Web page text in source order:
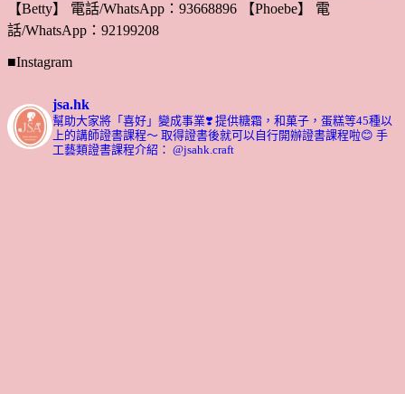
【Betty】 電話/WhatsApp：93668896 【Phoebe】 電
話/WhatsApp：92199208
■Instagram
jsa.hk
幫助大家將「喜好」變成事業❣️ 提供糖霜，和菓子，蛋糕等45種以
上的講師證書課程～ 取得證書後就可以自行開辦證書課程啦😊 手
工藝類證書課程介紹： @jsahk.craft